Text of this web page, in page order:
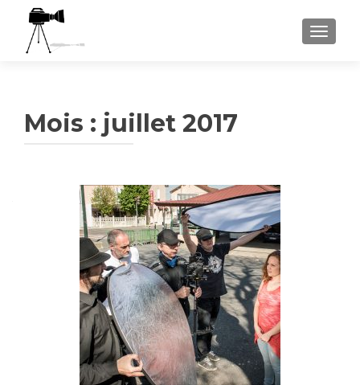
Mois : juillet 2017